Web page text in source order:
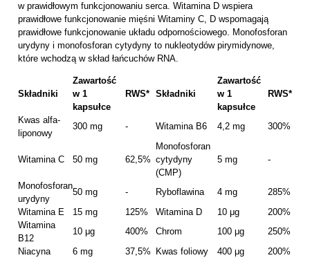
w prawidłowym funkcjonowaniu serca. Witamina D wspiera
prawidłowe funkcjonowanie mięśni Witaminy C, D wspomagają
prawidłowe funkcjonowanie układu odpornościowego. Monofosforan
urydyny i monofosforan cytydyny to nukleotydów pirymidynowe,
które wchodzą w skład łańcuchów RNA.
Składniki
Zawartość
w 1
kapsułce
RWS* Składniki
Zawartość
w 1
kapsułce
RWS*
Kwas alfa-
liponowy
300 mg - Witamina B6 4,2 mg 300%
Witamina C 50 mg 62,5%
Monofosforan
cytydyny
(CMP)
5 mg -
Monofosforan
urydyny
50 mg - Ryboflawina 4 mg
285%
Witamina E
15 mg 125% Witamina D 10 μg
200%
Witamina
B12
10 μg 400% Chrom 100 μg
250%
Niacyna
6 mg 37,5% Kwas foliowy 400 μg
200%